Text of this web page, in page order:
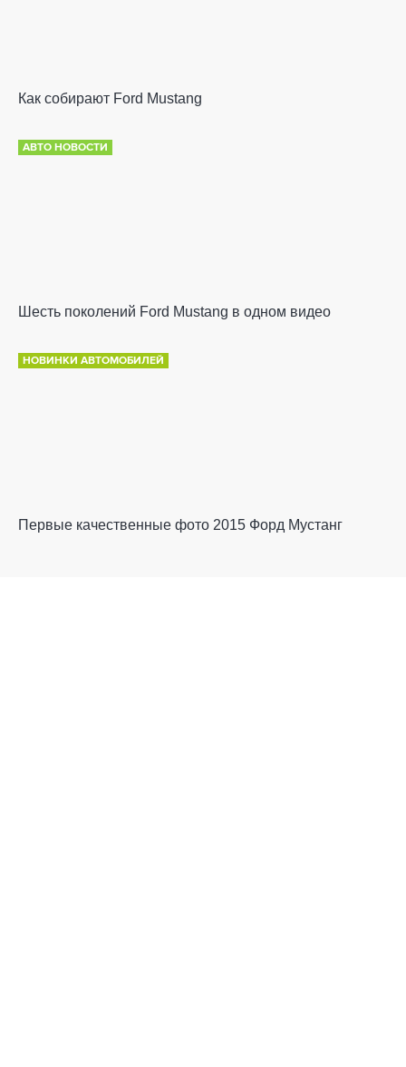
Как собирают Ford Mustang
АВТО НОВОСТИ
Шесть поколений Ford Mustang в одном видео
НОВИНКИ АВТОМОБИЛЕЙ
Первые качественные фото 2015 Форд Мустанг